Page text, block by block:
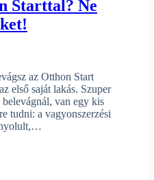
Starttal? Ne
az Otthon Start
első saját lakás. Szuper
van egy kis
tudni: a vagyonszerzési